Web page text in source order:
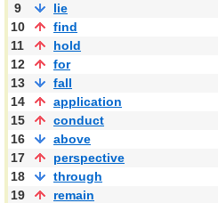
9
lie
10
find
11
hold
12
for
13
fall
14
application
15
conduct
16
above
17
perspective
18
through
19
remain